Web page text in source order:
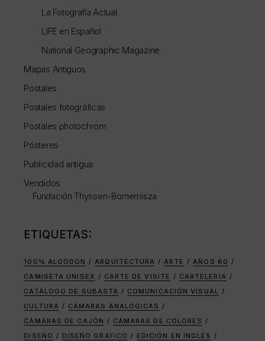
La Fotografía Actual
LIFE en Español
National Geographic Magazine
Mapas Antiguos
Postales
Postales fotográficas
Postales photochrom
Pósteres
Publicidad antigua
Vendidos
Fundación Thyssen-Bornemisza
ETIQUETAS:
100% ALGODÓN ARQUITECTURA ARTE
AÑOS 60
CAMISETA UNISEX
CARTE DE VISITE
CARTELERÍA
CATÁLOGO DE SUBASTA
COMUNICACIÓN VISUAL
CULTURA
CÁMARAS ANALÓGICAS
CÁMARAS DE CAJÓN
CÁMARAS DE COLORES
DISEÑO
DISEÑO GRÁFICO
EDICIÓN EN INGLÉS